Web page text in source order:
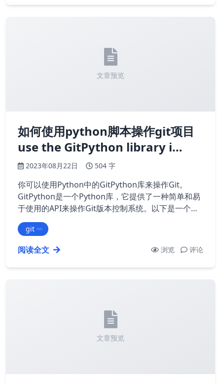
文章预览
如何使用python脚本操作git项目
use the GitPython library i…
2023年08月22日 504 字
你可以使用Python中的GitPython库来操作Git。
GitPython是一个Python库，它提供了一种简单和易
于使用的API来操作Git版本控制系统。以下是一个简
单的示例代码，向Git仓库添加一个新文件并提交更
改： ``` from git import Repo # clone the existing
repository repo …
git
阅读全文 浏览 评论
文章预览